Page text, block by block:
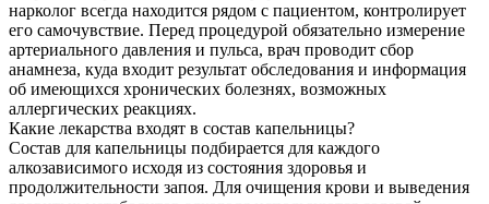
нарколог всегда находится рядом с пациентом, контролирует
его самочувствие. Перед процедурой обязательно измерение
артериального давления и пульса, врач проводит сбор
анамнеза, куда входит результат обследования и информация
об имеющихся хронических болезнях, возможных
аллергических реакциях.
Какие лекарства входят в состав капельницы?
Состав для капельницы подбирается для каждого
алкозависимого исходя из состояния здоровья и
продолжительности запоя. Для очищения крови и выведения